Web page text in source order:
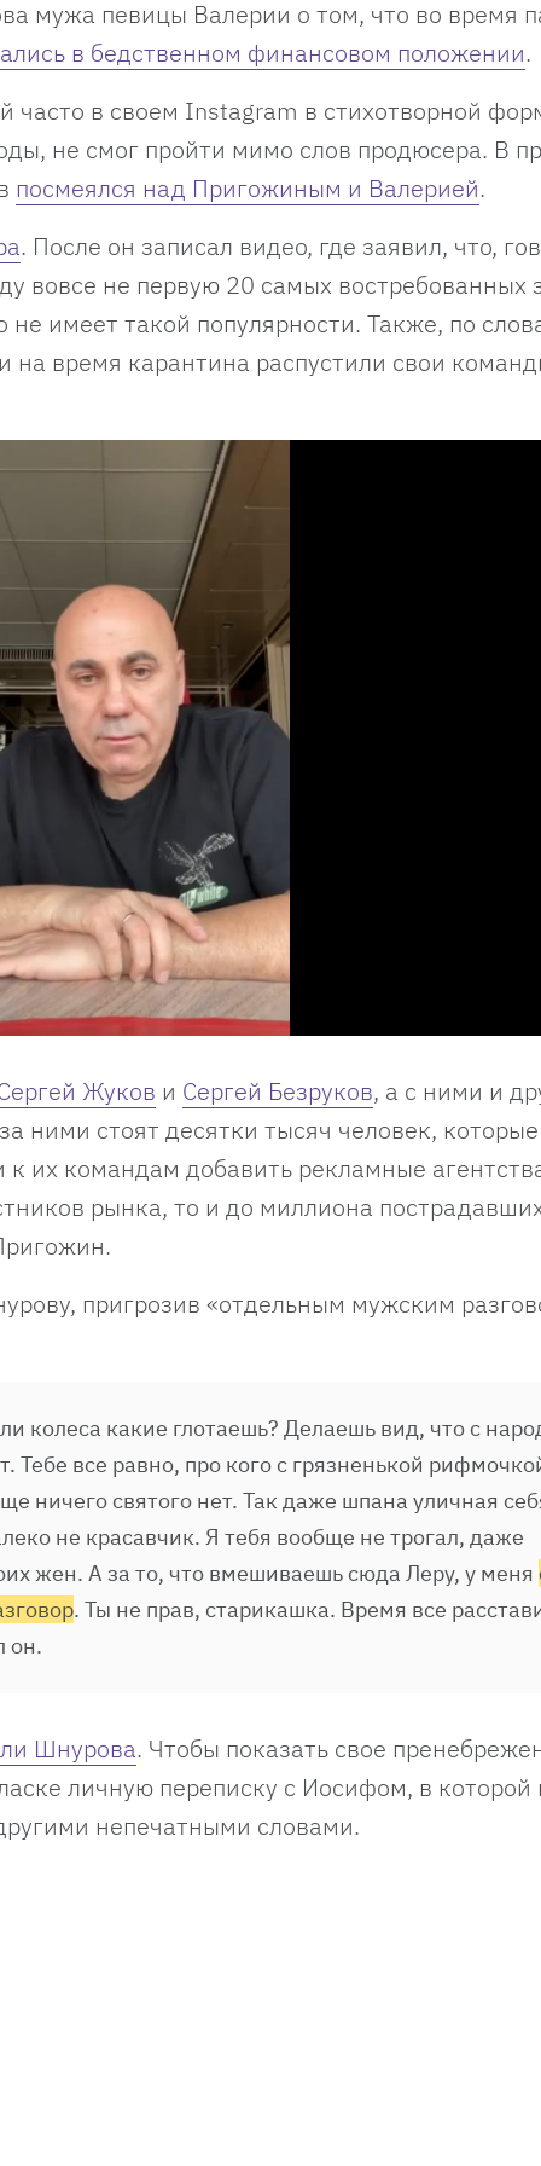
мужа певицы Валерии о том, что во время
в бедственном финансовом положении.
часто в своем Instagram в стихотворной
не смог пройти мимо слов продюсера. В
посмеялся над Пригожиным и Валерией.
. После он записал видео, где заявил, что,
вовсе не первую 20 самых востребованных
не имеет такой популярности. Также, по
время карантина распустили свои
Жуков и Сергей Безруков, а с ними и
ними стоят десятки тысяч человек,
к их командам добавить рекламные
рынка, то и до миллиона
пригрозив «отдельным мужским
колеса какие глотаешь? Делаешь вид, что с
Тебе все равно, про кого с грязненькой
ничего святого нет. Так даже шпана уличная
не красавчик. Я тебя вообще не трогал, даже
жен. А за то, что вмешиваешь сюда Леру, у меня
. Ты не прав, старикашка. Время все
он.
Шнурова. Чтобы показать свое
личную переписку с Иосифом, в
непечатными словами.